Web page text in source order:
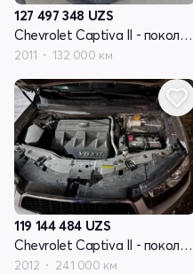
127 497 348 UZS
Chevrolet Captiva II - поколение
2011 132 000 км
119 144 484 UZS
Chevrolet Captiva II - поколение
2012 241 000 км